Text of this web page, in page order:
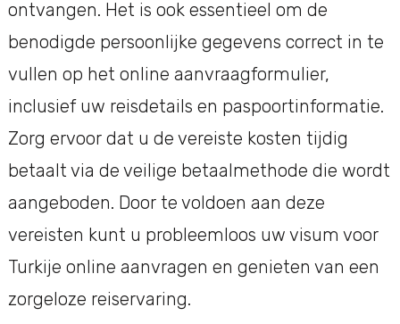
ontvangen. Het is ook essentieel om de
benodigde persoonlijke gegevens correct in te
vullen op het online aanvraagformulier,
inclusief uw reisdetails en paspoortinformatie.
Zorg ervoor dat u de vereiste kosten tijdig
betaalt via de veilige betaalmethode die wordt
aangeboden. Door te voldoen aan deze
vereisten kunt u probleemloos uw visum voor
Turkije online aanvragen en genieten van een
zorgeloze reiservaring.